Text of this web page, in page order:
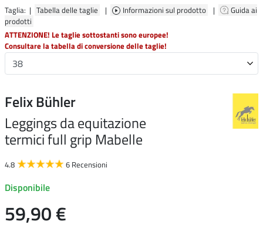
Taglia: | Tabella delle taglie | Informazioni sul prodotto |
Guida ai
prodotti
ATTENZIONE! Le taglie sottostanti sono europee!
Consultare la tabella di conversione delle taglie!
Felix Bühler
Leggings da equitazione
termici full grip Mabelle
4.8 6 Recensioni
Disponibile
59,90 €